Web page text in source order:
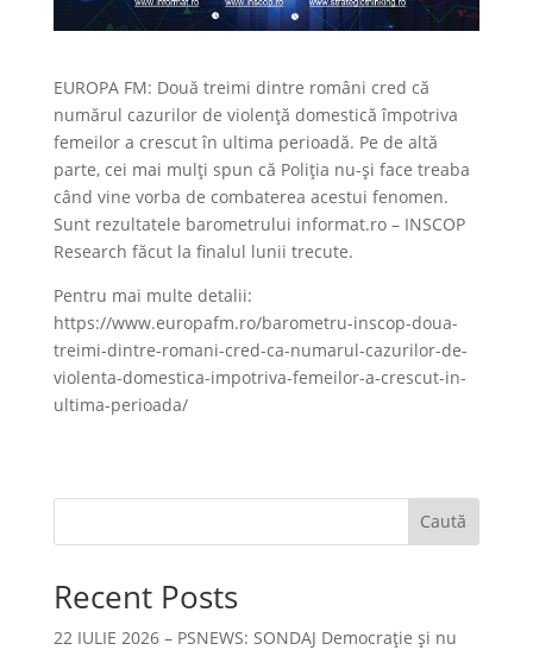
EUROPA FM: Două treimi dintre români cred că
numărul cazurilor de violență domestică împotriva
femeilor a crescut în ultima perioadă. Pe de altă
parte, cei mai mulți spun că Poliția nu-și face treaba
când vine vorba de combaterea acestui fenomen.
Sunt rezultatele barometrului informat.ro – INSCOP
Research făcut la finalul lunii trecute.
Pentru mai multe detalii:
https://www.europafm.ro/barometru-inscop-doua-
treimi-dintre-romani-cred-ca-numarul-cazurilor-de-
violenta-domestica-impotriva-femeilor-a-crescut-in-
ultima-perioada/
Caută
Recent Posts
22 IULIE 2026 – PSNEWS: SONDAJ Democrație și nu